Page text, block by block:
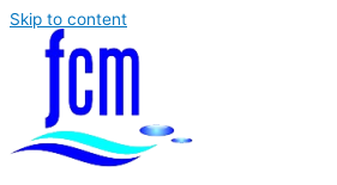
Skip to content